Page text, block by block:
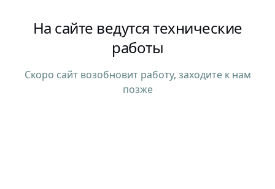
На сайте ведутся технические
работы
Скоро сайт возобновит работу, заходите к нам
позже